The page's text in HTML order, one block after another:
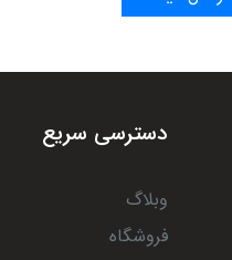
دسترسی سریع
وبلاگ
فروشگاه